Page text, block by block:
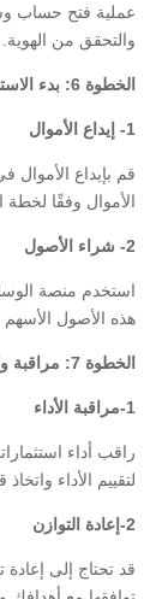
عملية فتح حساب
والتحقق من
الخطوة 6: بدء الاستثمار
1- إيداع الأموال
قم بإيداع
الأموال وفقًا لخطة
2- شراء الأصول
استخدم منصة
هذه الأصول الأسهم
الخطوة 7: مراقبة وإدارة الاستثمارات
1-مراقبة الأداء
راقب أداء
لتقييم الأداء
2-إعادة التوازن
قد تحتاج إلى